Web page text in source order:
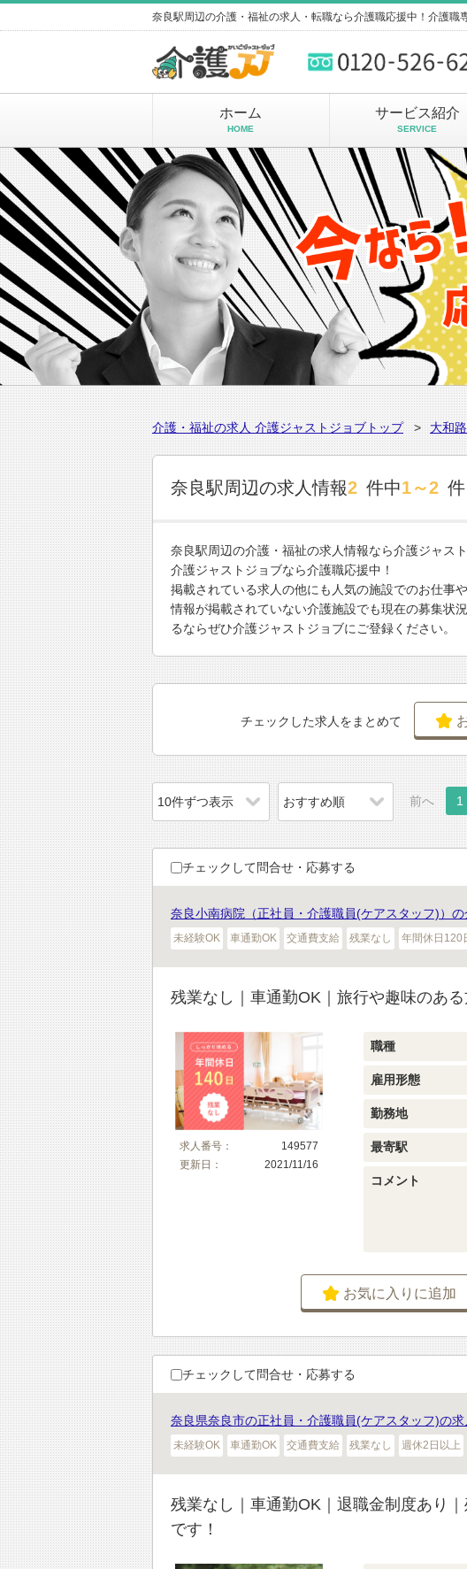
奈良駅周辺の介護・福祉の求人・転職なら介護職応援中！介護職
ホーム
HOME
サービス紹介
SERVICE
介護・福祉の求人 介護ジャストジョブトップ 大和
奈良駅周辺の求人情報2 件中1～2
奈良駅周辺の介護・福祉の求人情報なら介護ジャスト
介護ジャストジョブなら介護職応援中！
掲載されている求人の他にも人気の施設でのお仕事
情報が掲載されていない介護施設でも現在の募集状
るならぜひ介護ジャストジョブにご登録ください。
チェックした求人をまとめて
前へ 1
チェックして問合せ・応募する
奈良小南病院（正社員・介護職員(ケアスタッフ)）
未経験OK 車通勤OK 交通費支給 残業なし 年間休日120
残業なし｜車通勤OK｜旅行や趣味のあ
求人番号：
149577
更新日：
2021/11/16
職種
雇用形態
勤務地
最寄駅
コメント
お気に入りに追加
チェックして問合せ・応募する
奈良県奈良市の正社員・介護職員(ケアスタッフ)の求
未経験OK 車通勤OK 交通費支給 残業なし 週休2日以上
残業なし｜車通勤OK｜退職金制度あり
です！